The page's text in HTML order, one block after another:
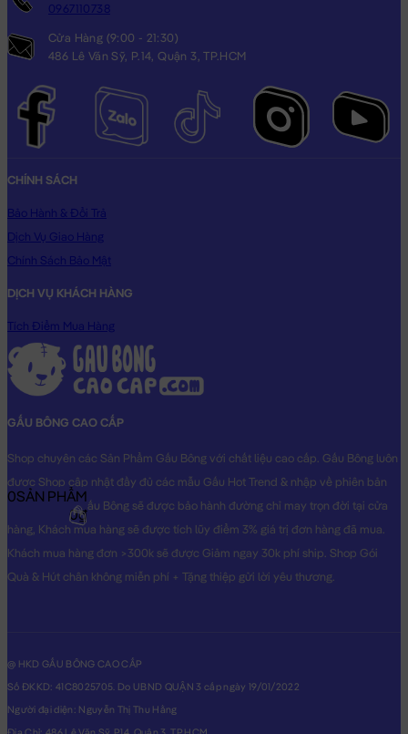
0967110738
Cửa Hàng (9:00 - 21:30)
486 Lê Văn Sỹ, P.14, Quận 3, TP.HCM
CHÍNH SÁCH
Bảo Hành & Đổi Trả
Dịch Vụ Giao Hàng
Chính Sách Bảo Mật
DỊCH VỤ KHÁCH HÀNG
Tích Điểm Mua Hàng
GẤU BÔNG CAO CẤP
Shop chuyên các Sản Phẩm Gấu Bông với chất liệu cao cấp. Gấu Bông luôn
được Shop cập nhật đầy đủ các mẫu Gấu Hot Trend & nhập về phiên bản
Original nhất. Gấu Bông sẽ được bảo hành đường chỉ may trọn đời tại cửa
hàng, Khách mua hàng sẽ được tích lũy điểm 3% giá trị đơn hàng đã mua.
Khách mua hàng đơn >300k sẽ được Giảm ngay 30k phí ship. Shop Gói
Quà & Hút chân không miễn phí + Tặng thiệp gửi lời yêu thương.
@ HKD GẤU BÔNG CAO CẤP
Số ĐKKD: 41C8025705. Do UBND QUẬN 3 cấp ngày 19/01/2022
Người đại diện: Nguyễn Thị Thu Hằng
0SẢN PHẨM
0₫